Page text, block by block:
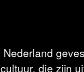
die zijn